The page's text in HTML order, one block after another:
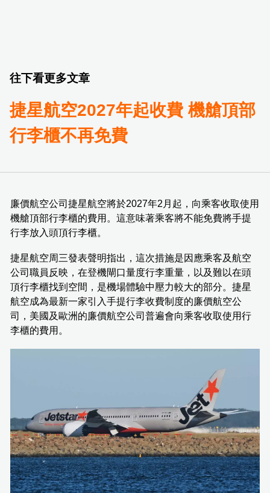
往下看更多文章
捷星航空2027年起收費 機艙頂部
行李櫃不再免費
廉價航空公司捷星航空將於2027年2月起，向乘客收取使用
機艙頂部行李櫃的費用。這意味著乘客將不能免費將手提
行李放入頭頂行李櫃。
捷星航空周三發表聲明指出，這次措施是因應乘客及航空
公司職員反映，在登機閘口量度行李重量，以及難以在頭
頂行李櫃找到空間，是機場體驗中壓力較大的部分。捷星
航空成為最新一家引入手提行李收費制度的廉價航空公
司，美國及歐洲的廉價航空公司普遍會向乘客收取使用行
李櫃的費用。